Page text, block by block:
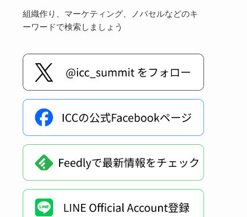
組織作り、マーケティング、ノバセルなどのキ
ーワードで検索しましょう